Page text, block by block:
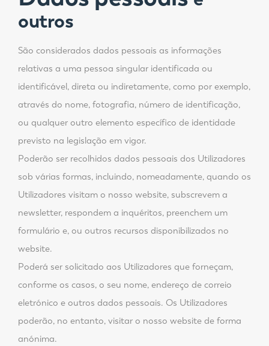
outros
São considerados dados pessoais as informações
relativas a uma pessoa singular identificada ou
identificável, direta ou indiretamente, como por exemplo,
através do nome, fotografia, número de identificação,
ou qualquer outro elemento específico de identidade
previsto na legislação em vigor.
Poderão ser recolhidos dados pessoais dos Utilizadores
sob várias formas, incluindo, nomeadamente, quando os
Utilizadores visitam o nosso website, subscrevem a
newsletter, respondem a inquéritos, preenchem um
formulário e, ou outros recursos disponibilizados no
website.
Poderá ser solicitado aos Utilizadores que forneçam,
conforme os casos, o seu nome, endereço de correio
eletrónico e outros dados pessoais. Os Utilizadores
poderão, no entanto, visitar o nosso website de forma
anónima.